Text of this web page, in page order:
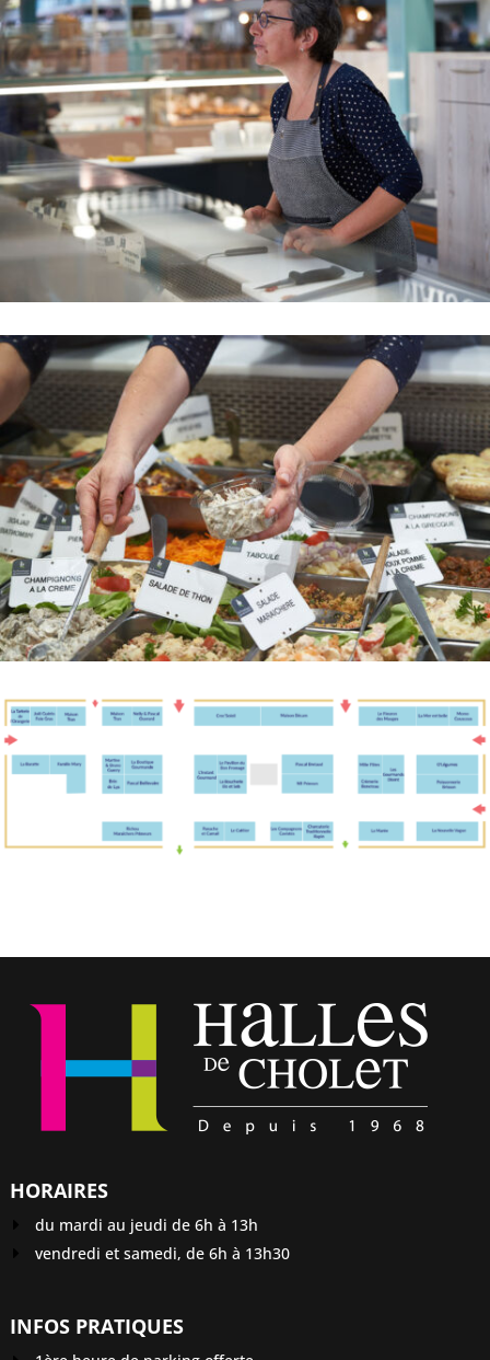
HORAIRES
du mardi au jeudi de 6h à 13h
vendredi et samedi, de 6h à 13h30
INFOS PRATIQUES